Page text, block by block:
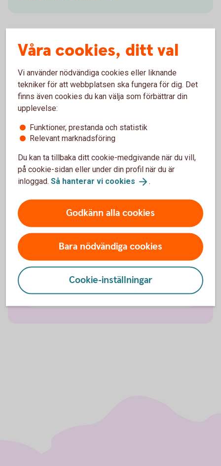
Försäkringsgivare
Tre Kronor Försäkring AB
Välj innehåll i pensionsplanen
Pensionssparande
Sjukförsäkring företag
Olycksfallsförsäkring
Vårdförsäkring företag
Individuell livförsäkring
Våra cookies, ditt val
Vi använder nödvändiga cookies eller liknande
tekniker för att webbplatsen ska fungera för dig. Det
finns även cookies du kan välja som förbättrar din
upplevelse:
Funktioner, prestanda och statistik
Relevant marknadsföring
Du kan ta tillbaka ditt cookie-medgivande när du vill,
på cookie-sidan eller under din profil när du är
inloggad. Så hanterar vi cookies .
Godkänn alla cookies
Bara nödvändiga cookies
Cookie-inställningar